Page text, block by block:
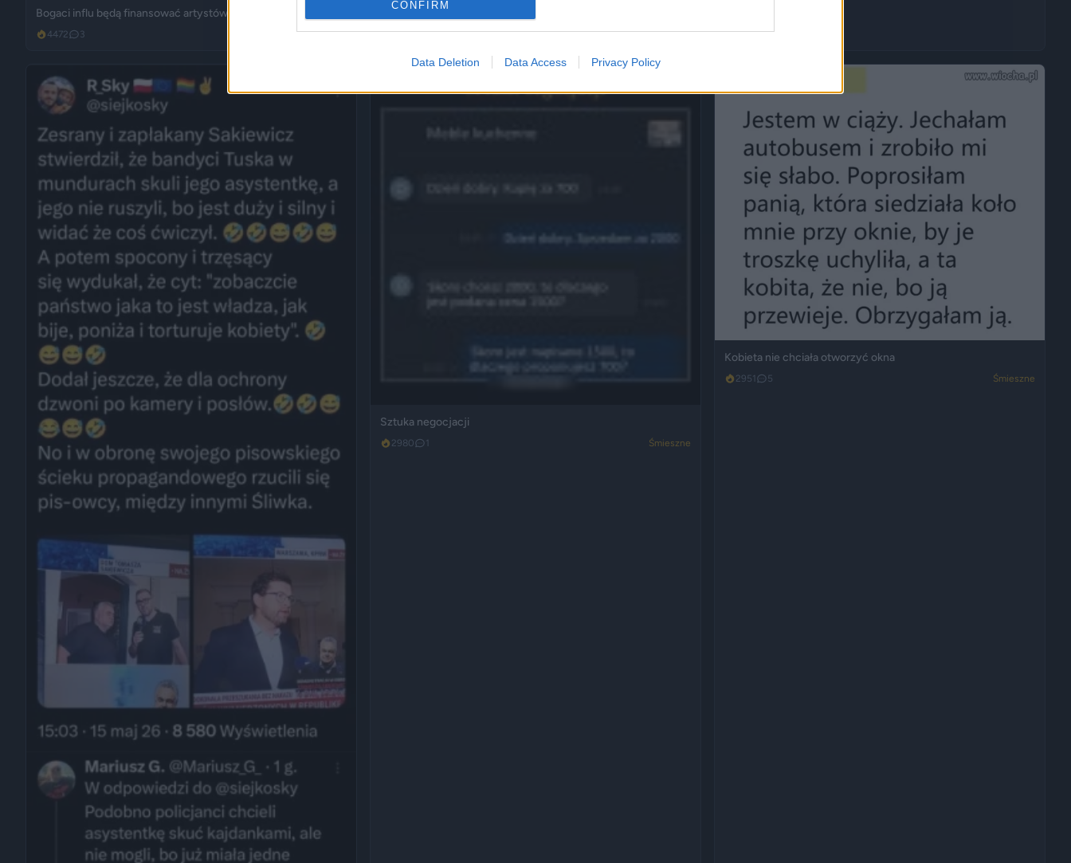
CONFIRM
Data Deletion Data Access Privacy Policy
Bogaci influ będą finansować artystów?
4472 3 Śmieszne
Sztuka negocjacji
2980 1 Śmieszne
Kobieta nie chciała otworzyć okna
2951 5 Śmieszne